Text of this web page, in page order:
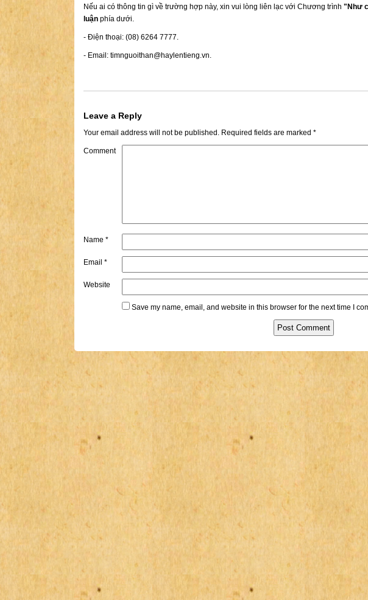
Nếu ai có thông tin gì về trường hợp này, xin vui lòng liên lạc với Chương trình "Như
luận phía dưới.
- Điện thoại: (08) 6264 7777.
- Email: timnguoithan@haylentieng.vn
Leave a Reply
Your email address will not be published. Required fields are marked *
Comment
Name *
Email *
Website
Save my name, email, and website in this browser for the next time I